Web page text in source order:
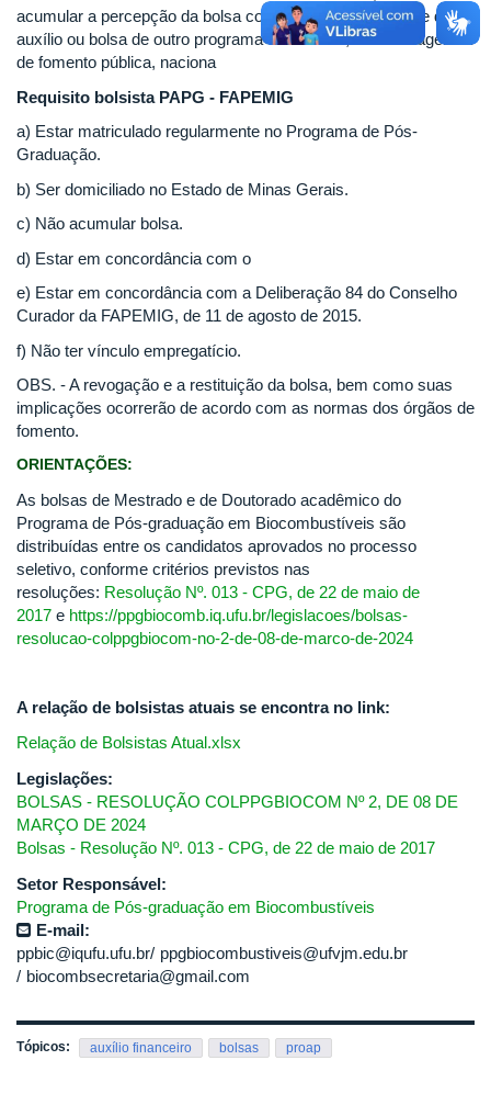
acumular a percepção da bolsa com qualquer modalidade de
auxílio ou bolsa de outro programa da CAPES, de outra agência
de fomento pública, naciona
Requisito bolsista PAPG - FAPEMIG
a) Estar matriculado regularmente no Programa de Pós-
Graduação.
b) Ser domiciliado no Estado de Minas Gerais.
c) Não acumular bolsa.
d) Estar em concordância com o
e) Estar em concordância com a Deliberação 84 do Conselho
Curador da FAPEMIG, de 11 de agosto de 2015.
f) Não ter vínculo empregatício.
OBS. - A revogação e a restituição da bolsa, bem como suas
implicações ocorrerão de acordo com as normas dos órgãos de
fomento.
ORIENTAÇÕES:
As bolsas de Mestrado e de Doutorado acadêmico do
Programa de Pós-graduação em Biocombustíveis são
distribuídas entre os candidatos aprovados no processo
seletivo, conforme critérios previstos nas
resoluções: Resolução Nº. 013 - CPG, de 22 de maio de
2017 e https://ppgbiocomb.iq.ufu.br/legislacoes/bolsas-
resolucao-colppgbiocom-no-2-de-08-de-marco-de-2024
A relação de bolsistas atuais se encontra no link:
Relação de Bolsistas Atual.xlsx
Legislações:
BOLSAS - RESOLUÇÃO COLPPGBIOCOM Nº 2, DE 08 DE
MARÇO DE 2024
Bolsas - Resolução Nº. 013 - CPG, de 22 de maio de 2017
Setor Responsável:
Programa de Pós-graduação em Biocombustíveis
E-mail:
ppbic@iqufu.ufu.br ppgbiocombustiveis@ufvjm.edu.br
biocombsecretaria@gmail.com
Tópicos: auxílio financeiro bolsas proap